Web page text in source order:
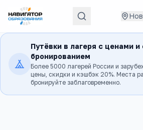
Путёвки в лагеря с ценами и
бронированием
Более 5000 лагерей России и
цены, скидки и кэшбэк 20%. Места
бронируйте заблаговременно.